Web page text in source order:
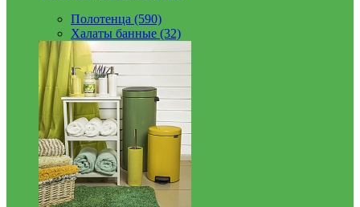
Полотенца (590)
Халаты банные (32)